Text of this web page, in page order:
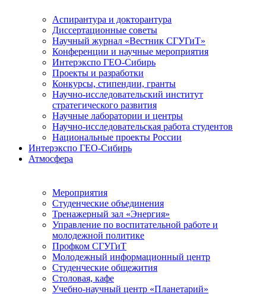
Аспирантура и докторантура
Диссертационные советы
Научный журнал «Вестник СГУГиТ»
Конференции и научные мероприятия
Интерэкспо ГЕО-Сибирь
Проекты и разработки
Конкурсы, стипендии, гранты
Научно-исследовательский институт
стратегического развития
Научные лаборатории и центры
Научно-исследовательская работа студентов
Национальные проекты России
Интерэкспо ГЕО-Сибирь
Атмосфера
Мероприятия
Студенческие объединения
Тренажерный зал «Энергия»
Управление по воспитательной работе и
молодежной политике
Профком СГУГиТ
Молодежный информационный центр
Студенческие общежития
Столовая, кафе
Учебно-научный центр «Планетарий»